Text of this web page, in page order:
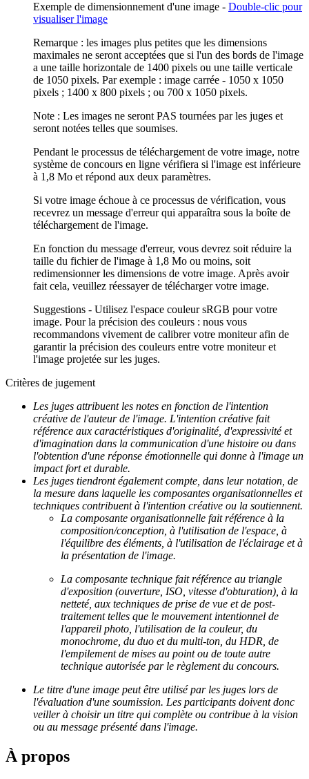
Exemple de dimensionnement d'une image - Double-clic pour
visualiser l'image
Remarque : les images plus petites que les dimensions
maximales ne seront acceptées que si l'un des bords de l'image
a une taille horizontale de 1400 pixels ou une taille verticale
de 1050 pixels. Par exemple : image carrée - 1050 x 1050
pixels ; 1400 x 800 pixels ; ou 700 x 1050 pixels.
Note : Les images ne seront PAS tournées par les juges et
seront notées telles que soumises.
Pendant le processus de téléchargement de votre image, notre
système de concours en ligne vérifiera si l'image est inférieure
à 1,8 Mo et répond aux deux paramètres.
Si votre image échoue à ce processus de vérification, vous
recevrez un message d'erreur qui apparaîtra sous la boîte de
téléchargement de l'image.
En fonction du message d'erreur, vous devrez soit réduire la
taille du fichier de l'image à 1,8 Mo ou moins, soit
redimensionner les dimensions de votre image. Après avoir
fait cela, veuillez réessayer de télécharger votre image.
Suggestions - Utilisez l'espace couleur sRGB pour votre
image. Pour la précision des couleurs : nous vous
recommandons vivement de calibrer votre moniteur afin de
garantir la précision des couleurs entre votre moniteur et
l'image projetée sur les juges.
Critères de jugement
Les juges attribuent les notes en fonction de l'intention
créative de l'auteur de l'image. L'intention créative fait
référence aux caractéristiques d'originalité, d'expressivité et
d'imagination dans la communication d'une histoire ou dans
l'obtention d'une réponse émotionnelle qui donne à l'image un
impact fort et durable.
Les juges tiendront également compte, dans leur notation, de
la mesure dans laquelle les composantes organisationnelles et
techniques contribuent à l'intention créative ou la soutiennent.
La composante organisationnelle fait référence à la
composition/conception, à l'utilisation de l'espace, à
l'équilibre des éléments, à l'utilisation de l'éclairage et à
la présentation de l'image.
La composante technique fait référence au triangle
d'exposition (ouverture, ISO, vitesse d'obturation), à la
netteté, aux techniques de prise de vue et de post-
traitement telles que le mouvement intentionnel de
l'appareil photo, l'utilisation de la couleur, du
monochrome, du duo et du multi-ton, du HDR, de
l'empilement de mises au point ou de toute autre
technique autorisée par le règlement du concours.
Le titre d'une image peut être utilisé par les juges lors de
l'évaluation d'une soumission. Les participants doivent donc
veiller à choisir un titre qui complète ou contribue à la vision
ou au message présenté dans l'image.
À propos